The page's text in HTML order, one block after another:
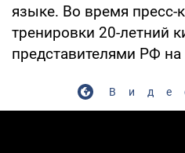
языке. Во время пресс-
тренировки 20-летний
представителями РФ